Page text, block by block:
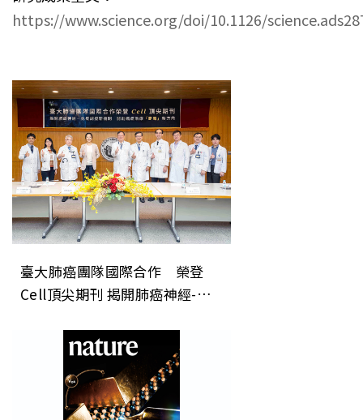
https://www.science.org/doi/10.1126/
臺大肺癌團隊國際合作 榮登
Cell頂尖期刊 揭開肺癌神經-免
電」新方向